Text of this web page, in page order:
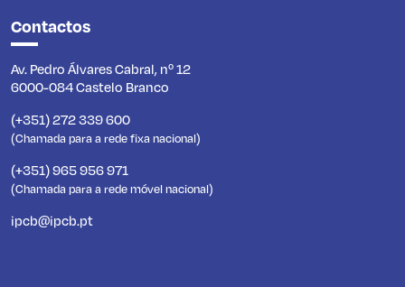
Contactos
Av. Pedro Álvares Cabral, nº 12
6000-084 Castelo Branco
(+351) 272 339 600
(Chamada para a rede fixa nacional)
(+351) 965 956 971
(Chamada para a rede móvel nacional)
ipcb@ipcb.pt